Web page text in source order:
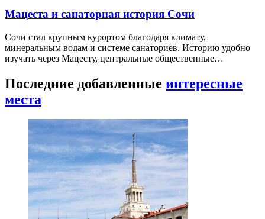
Мацеста и санаторная история Сочи
Сочи стал крупным курортом благодаря климату,
минеральным водам и системе санаториев. Историю удобно
изучать через Мацесту, центральные общественные…
Последние добавленные интересные
места